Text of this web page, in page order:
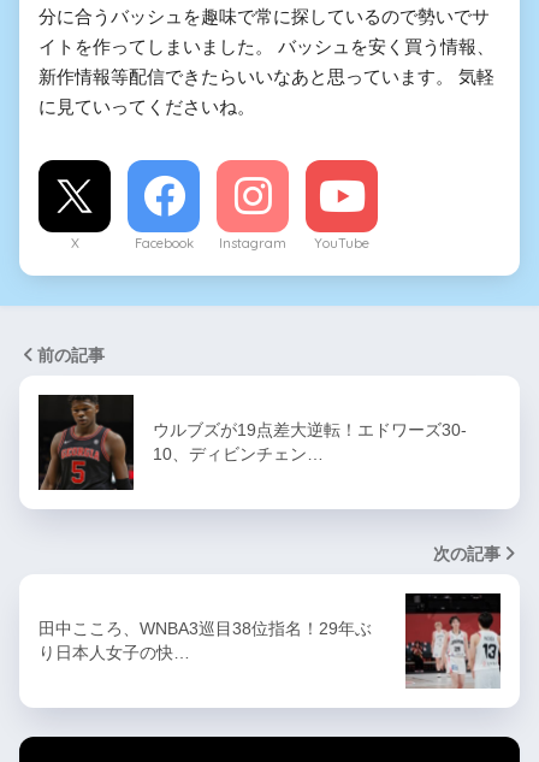
分に合うバッシュを趣味で常に探しているので勢いでサ
イトを作ってしまいました。 バッシュを安く買う情報、
新作情報等配信できたらいいなあと思っています。 気軽
に見ていってくださいね。
X Facebook Instagram YouTube
前の記事
ウルブズが19点差大逆転！エドワーズ30-
10、ディビンチェン…
次の記事
田中こころ、WNBA3巡目38位指名！29年ぶ
り日本人女子の快…